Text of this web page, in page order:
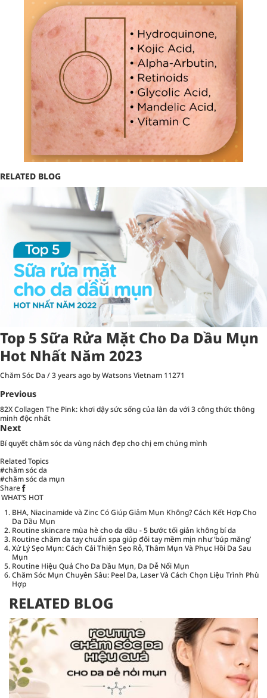
RELATED BLOG
Top 5 Sữa Rửa Mặt Cho Da Dầu Mụn
Hot Nhất Năm 2023
Chăm Sóc Da /3 years ago by Watsons Vietnam 11271
Previous
82X Collagen The Pink: khơi dậy sức sống của làn da với 3 công thức thông
minh độc nhất
Next
Bí quyết chăm sóc da vùng nách đẹp cho chị em chúng mình
Related Topics
#chăm sóc da
#chăm sóc da mụn
Share
WHAT’S HOT
BHA, Niacinamide và Zinc Có Giúp Giảm Mụn Không? Cách Kết Hợp Cho
Da Dầu Mụn
Routine skincare mùa hè cho da dầu - 5 bước tối giản không bí da
Routine chăm da tay chuẩn spa giúp đôi tay mềm mịn như ‘búp măng’
Xử Lý Sẹo Mụn: Cách Cải Thiện Sẹo Rỗ, Thâm Mụn Và Phục Hồi Da Sau
Mụn
Routine Hiệu Quả Cho Da Dầu Mụn, Da Dễ Nổi Mụn
Chăm Sóc Mụn Chuyên Sâu: Peel Da, Laser Và Cách Chọn Liệu Trình Phù
Hợp
RELATED BLOG